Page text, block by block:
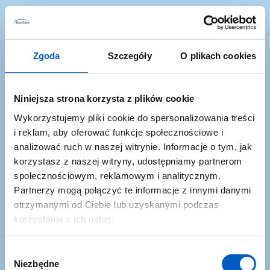
Zgoda Szczegóły O plikach cookies
Niniejsza strona korzysta z plików cookie
Wykorzystujemy pliki cookie do spersonalizowania treści
i reklam, aby oferować funkcje społecznościowe i
analizować ruch w naszej witrynie. Informacje o tym, jak
korzystasz z naszej witryny, udostępniamy partnerom
społecznościowym, reklamowym i analitycznym.
Partnerzy mogą połączyć te informacje z innymi danymi
otrzymanymi od Ciebie lub uzyskanymi podczas
korzystania z ich usług.
Niezbędne
Promocje i okazje
Dowiesz się najszybciej o najlepszych okazjach w
ofercie NaviGate